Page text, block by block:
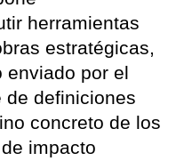
herramientas
estratégicas,
enviado por el
de definiciones
concreto de los
impacto